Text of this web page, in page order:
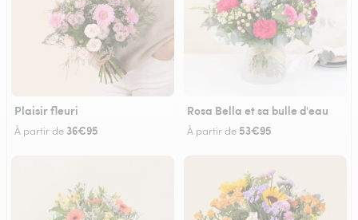
Plaisir fleuri
À partir de 36€95
Rosa Bella et sa bulle d'eau
À partir de 53€95